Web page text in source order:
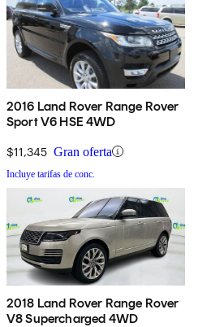
2016 Land Rover Range Rover
Sport V6 HSE 4WD
$11,345 Gran oferta
Incluye tarifas de conc.
2018 Land Rover Range Rover
V8 Supercharged 4WD